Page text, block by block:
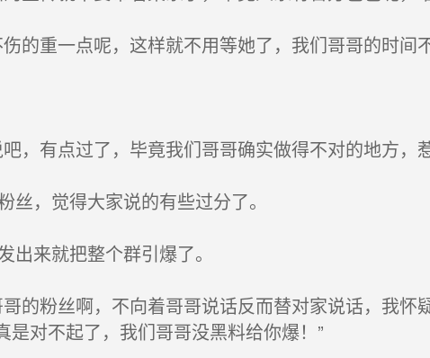
的重一点呢，这样就不用等她了，我们哥哥的时间
，有点过了，毕竟我们哥哥确实做得不对的地方，
，觉得大家说的有些过分了。
来就把整个群引爆了。
的粉丝啊，不向着哥哥说话反而替对家说话，我怀
是对不起了，我们哥哥没黑料给你爆！”